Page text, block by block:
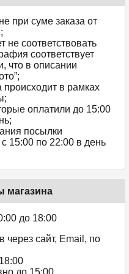
при суме заказа от
соответствовать
соответствует
что в описании
происходит в рамках
оплатили до 15:00
посылки
15:00 по 22:00 в день
магазина
до 18:00
через сайт, Email, по
до 15:00